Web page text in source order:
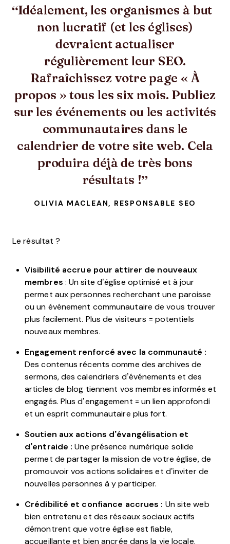
Idéalement, les organismes à but
non lucratif (et les églises)
devraient actualiser
régulièrement leur SEO.
Rafraîchissez votre page « À
propos » tous les six mois. Publiez
sur les événements ou les activités
communautaires dans le
calendrier de votre site web. Cela
produira déjà de très bons
résultats !
OLIVIA MACLEAN, RESPONSABLE SEO
Le résultat ?
Visibilité accrue pour attirer de nouveaux
membres : Un site d’église optimisé et à jour
permet aux personnes recherchant une paroisse
ou un événement communautaire de vous trouver
plus facilement. Plus de visiteurs = potentiels
nouveaux membres.
Engagement renforcé avec la communauté :
Des contenus récents comme des archives de
sermons, des calendriers d’événements et des
articles de blog tiennent vos membres informés et
engagés. Plus d’engagement = un lien approfondi
et un esprit communautaire plus fort.
Soutien aux actions d’évangélisation et
d’entraide : Une présence numérique solide
permet de partager la mission de votre église, de
promouvoir vos actions solidaires et d’inviter de
nouvelles personnes à y participer.
Crédibilité et confiance accrues : Un site web
bien entretenu et des réseaux sociaux actifs
démontrent que votre église est fiable,
accueillante et bien ancrée dans la vie locale.